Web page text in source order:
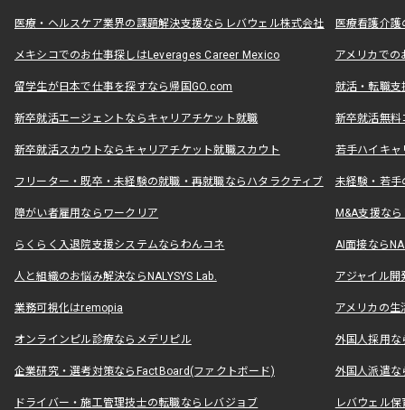
医療・ヘルスケア業界の課題解決支援ならレバウェル株式会社 医療看護介
メキシコでのお仕事探しはLeverages Career Mexico アメリカで
留学生が日本で仕事を探すなら帰国GO.com 就活・転職
新卒就活エージェントならキャリアチケット就職 新卒就活無料
新卒就活スカウトならキャリアチケット就職スカウト 若手ハイキ
フリーター・既卒・未経験の就職・再就職ならハタラクティブ 未経験・若手
障がい者雇用ならワークリア M&A支援な
らくらく入退院支援システムならわんコネ AI面接なら
人と組織のお悩み解決ならNALYSYS Lab. アジャイル
業務可視化はremopia アメリカの
オンラインピル診療ならメデリピル 外国人採用
企業研究・選考対策ならFactBoard(ファクトボード) 外国人派遣な
ドライバー・施工管理技士の転職ならレバジョブ レバウェル